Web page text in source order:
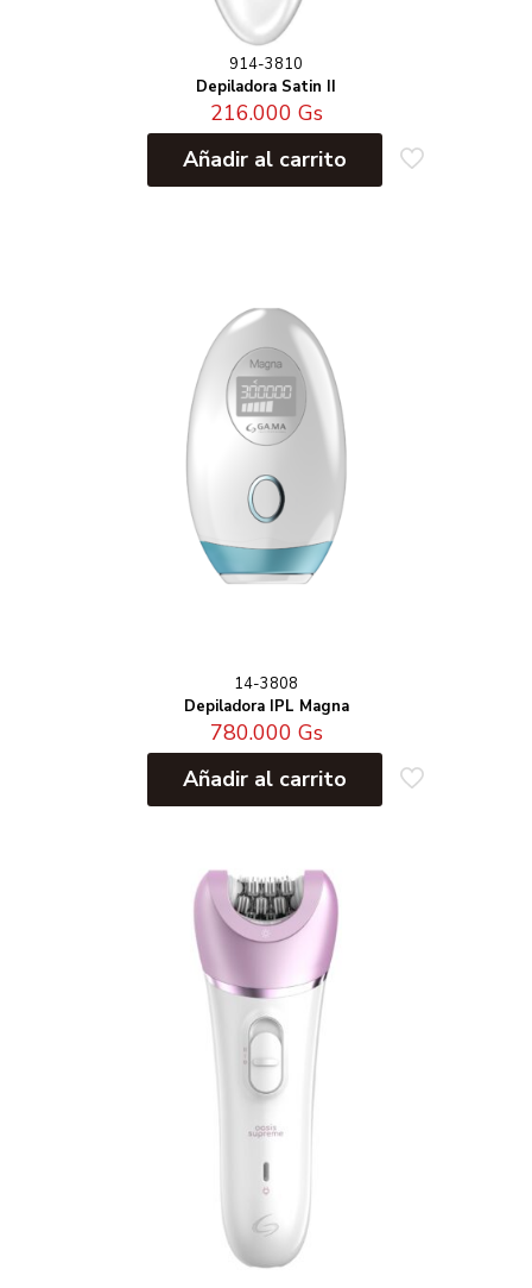
914-3810
Depiladora Satin II
216.000 Gs
Añadir al carrito
14-3808
Depiladora IPL Magna
780.000 Gs
Añadir al carrito